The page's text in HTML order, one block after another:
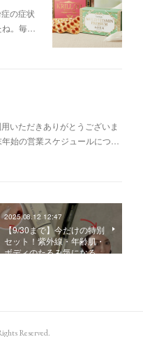
の症状
ね。毎…
いただきありがとうございま
始の営業スケジュールにつ…
2025.08.12 12:47
【9/30まで】今だけの特別
セット！紫外線・年齢肌・
ボディのたるみ気になる…
Reserved.